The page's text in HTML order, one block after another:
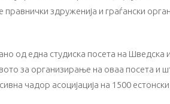
здруженија и граѓански
една студиска посета на Шведска
за организирање на оваа посета и
чадор асоцијација на 1500